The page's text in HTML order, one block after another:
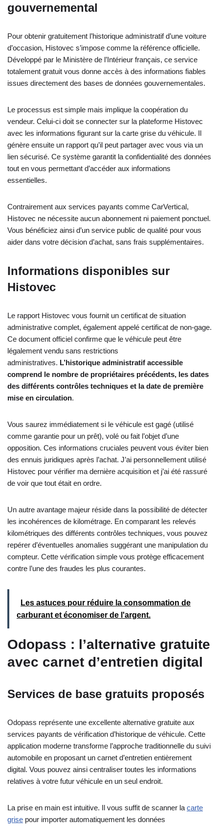
gouvernemental
Pour obtenir gratuitement l’historique administratif d’une voiture
d’occasion, Histovec s’impose comme la référence officielle.
Développé par le Ministère de l’Intérieur français, ce service
totalement gratuit vous donne accès à des informations fiables
issues directement des bases de données gouvernementales.
Le processus est simple mais implique la coopération du
vendeur. Celui-ci doit se connecter sur la plateforme Histovec
avec les informations figurant sur la carte grise du véhicule. Il
génère ensuite un rapport qu’il peut partager avec vous via un
lien sécurisé. Ce système garantit la confidentialité des données
tout en vous permettant d’accéder aux informations
essentielles.
Contrairement aux services payants comme CarVertical,
Histovec ne nécessite aucun abonnement ni paiement ponctuel.
Vous bénéficiez ainsi d’un service public de qualité pour vous
aider dans votre décision d’achat, sans frais supplémentaires.
Informations disponibles sur
Histovec
Le rapport Histovec vous fournit un certificat de situation
administrative complet, également appelé certificat de non-gage.
Ce document officiel confirme que le véhicule peut être
légalement vendu sans restrictions
administratives. L’historique administratif accessible
comprend le nombre de propriétaires précédents, les dates
des différents contrôles techniques et la date de première
mise en circulation.
Vous saurez immédiatement si le véhicule est gagé (utilisé
comme garantie pour un prêt), volé ou fait l’objet d’une
opposition. Ces informations cruciales peuvent vous éviter bien
des ennuis juridiques après l’achat. J’ai personnellement utilisé
Histovec pour vérifier ma dernière acquisition et j’ai été rassuré
de voir que tout était en ordre.
Un autre avantage majeur réside dans la possibilité de détecter
les incohérences de kilométrage. En comparant les relevés
kilométriques des différents contrôles techniques, vous pouvez
repérer d’éventuelles anomalies suggérant une manipulation du
compteur. Cette vérification simple vous protège efficacement
contre l’une des fraudes les plus courantes.
Les astuces pour réduire la consommation de
carburant et économiser de l'argent.
Odopass : l’alternative gratuite
avec carnet d’entretien digital
Services de base gratuits proposés
Odopass représente une excellente alternative gratuite aux
services payants de vérification d’historique de véhicule. Cette
application moderne transforme l’approche traditionnelle du suivi
automobile en proposant un carnet d’entretien entièrement
digital. Vous pouvez ainsi centraliser toutes les informations
relatives à votre futur véhicule en un seul endroit.
La prise en main est intuitive. Il vous suffit de scanner la carte
grise pour importer automatiquement les données